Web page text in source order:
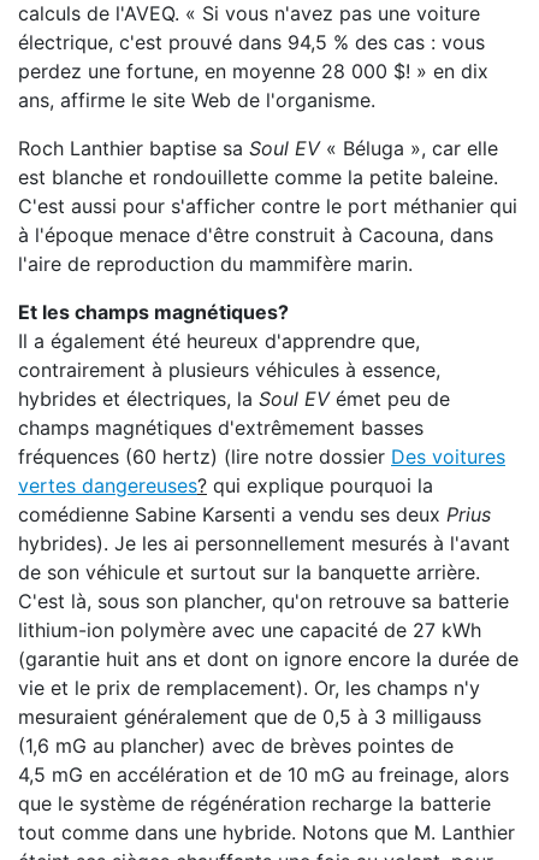
calculs de l'AVEQ. « Si vous n'avez pas une voiture
électrique, c'est prouvé dans 94,5 % des cas : vous
perdez une fortune, en moyenne 28 000 $! » en dix
ans, affirme le site Web de l'organisme.
Roch Lanthier baptise sa Soul EV« Béluga », car elle
est blanche et rondouillette comme la petite baleine.
C'est aussi pour s'afficher contre le port méthanier qui
à l'époque menace d'être construit à Cacouna, dans
l'aire de reproduction du mammifère marin.
Et les champs magnétiques?
Il a également été heureux d'apprendre que,
contrairement à plusieurs véhicules à essence,
hybrides et électriques, la Soul EVémet peu de
champs magnétiques d'extrêmement basses
fréquences (60 hertz) (lire notre dossier Des voitures
vertes dangereuses? qui explique pourquoi la
comédienne Sabine Karsenti a vendu ses deux Prius
hybrides). Je les ai personnellement mesurés à l'avant
de son véhicule et surtout sur la banquette arrière.
C'est là, sous son plancher, qu'on retrouve sa batterie
lithium-ion polymère avec une capacité de 27 kWh
(garantie huit ans et dont on ignore encore la durée de
vie et le prix de remplacement). Or, les champs n'y
mesuraient généralement que de 0,5 à 3 milligauss
(1,6 mG au plancher) avec de brèves pointes de
4,5 mG en accélération et de 10 mG au freinage, alors
que le système de régénération recharge la batterie
tout comme dans une hybride. Notons que M. Lanthier